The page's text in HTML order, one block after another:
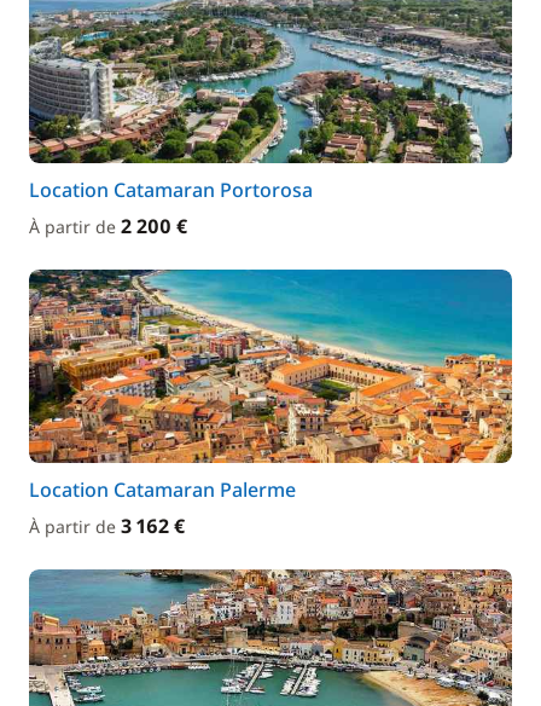
Location Catamaran Portorosa
À partir de 2 200 €
Location Catamaran Palerme
À partir de 3 162 €